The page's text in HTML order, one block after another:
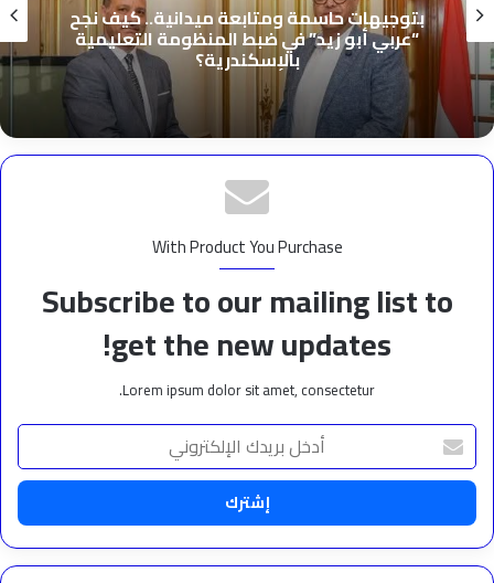
بتوجيهات حاسمة ومتابعة ميدانية.. كيف نجح
“عربي أبو زيد” في ضبط المنظومة التعليمية
بالإسكندرية؟
With Product You Purchase
Subscribe to our mailing list to
get the new updates!
Lorem ipsum dolor sit amet, consectetur.
أدخل
بريدك
الإلكتروني